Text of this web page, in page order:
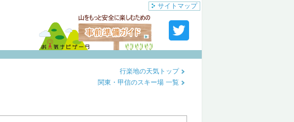
サイトマップ
行楽地の天気トップ
関東・甲信のスキー場 一覧